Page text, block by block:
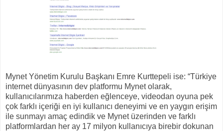
Mynet Yönetim Kurulu Başkanı Emre Kurttepeli ise: “Türkiye
internet dünyasının dev platformu Mynet olarak,
kullanıcılarımıza haberden eğlenceye, videodan oyuna pek
çok farklı içeriği en iyi kullanıcı deneyimi ve en yaygın erişim
ile sunmayı amaç edindik ve Mynet üzerinden ve farklı
platformlardan her ay 17 milyon kullanıcıya birebir dokunan